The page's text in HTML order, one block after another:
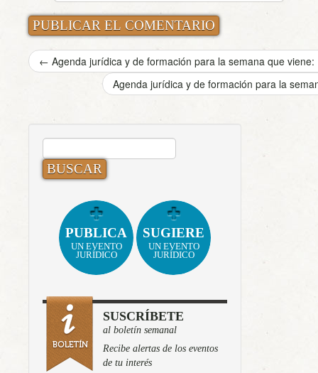
← Agenda jurídica y de formación para la semana que viene:
Agenda jurídica y de formación para la
BUSCAR:
PUBLICA
UN EVENTO
JURÍDICO
SUGIERE
UN EVENTO
JURÍDICO
SUSCRÍBETE
al boletín semanal
Recibe alertas de los eventos
de tu interés